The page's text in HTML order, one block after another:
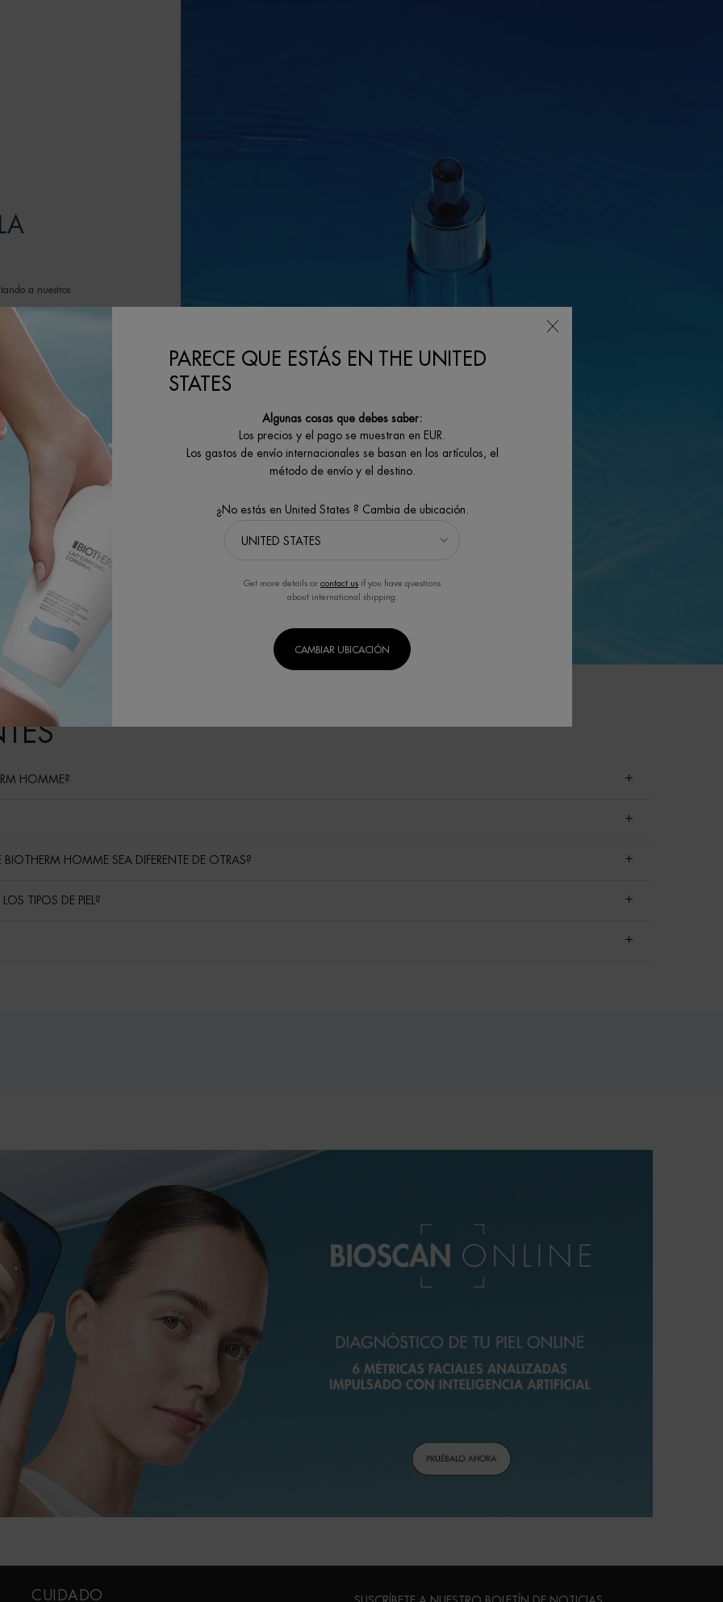
a nuestros
dedicadas a la
el objetivo de
y minimizar
HOMME?
HOMME SEA DIFERENTE DE OTRAS?
TIPOS DE PIEL?
CUIDADO
PARECE QUE ESTÁS EN THE UNITED
STATES
Algunas cosas que debes saber:
Los precios y el pago se muestran en EUR.
Los gastos de envío internacionales se basan en los artículos, el
método de envío y el destino.
¿No estás en United States ? Cambia de ubicación.
Get more details or contact us if you have questions
about international shipping.
CAMBIAR UBICACIÓN